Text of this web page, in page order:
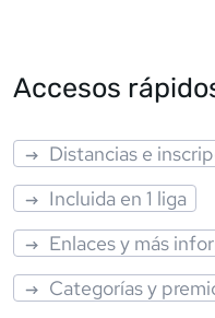
Accesos
Distancias e
Incluida en 1 liga
Enlaces y más
Categorías y